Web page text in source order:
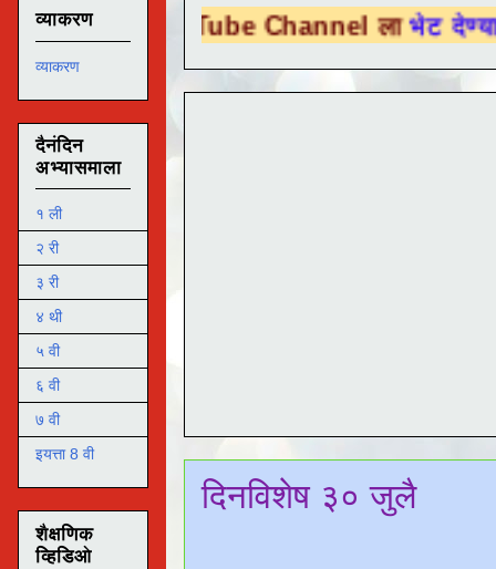
Tube Channel लाभेट देण्यासाठी येथे
दिनविशेष ३० जुलै
व्याकरण
व्याकरण
दैनंदिन
अभ्यासमाला
१ ली
२ री
३ री
४ थी
५ वी
६ वी
७ वी
इयत्ता 8 वी
शैक्षणिक
व्हिडिओ